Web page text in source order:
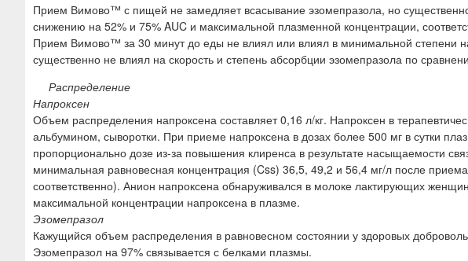
Прием Вимово™ с пищей не замедляет всасывание эзомепразола, но
снижению на 52% и 75% AUC и максимальной плазменной концентрации,
Прием Вимово™ за 30 минут до еды не влиял или влиял в минимальной степени
существенно не влиял на скорость и степень абсорбции эзомепразола по
Распределение
Напроксен
Объем распределения напроксена составляет 0,16 л/кг. Напроксен в
альбумином, сыворотки. При приеме напроксена в дозах более 500 мг в сутки
пропорционально дозе из-за повышения клиренса в результате насыщаемости
минимальная равновесная концентрация (Css) 36,5, 49,2 и 56,4 мг/л после
соответственно). Анион напроксена обнаруживался в молоке лактирующих
максимальной концентрации напроксена в плазме.
Эзомепразол
Кажущийся объем распределения в равновесном состоянии у здоровых
Эзомепразол на 97% связывается с белками плазмы.